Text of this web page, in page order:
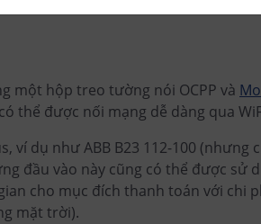
một hộp treo tường nói OCPP và
thể được nối mạng dễ dàng qua
ví dụ như ABB B23 112-100
đầu vào này cũng có thể được sử
cho mục đích thanh toán với chi
mặt trời).